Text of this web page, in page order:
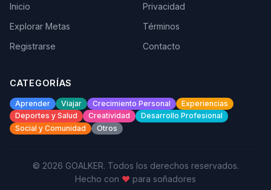
Inicio
Explorar Metas
Registrarse
Privacidad
Términos
Contacto
CATEGORÍAS
Aprender Viajar Crecimiento Personal
Experiencias
Deportes y Salud
Creatividad
Desarrollo Profesional
Social y Comunidad
Otros
© 2026 GOALKER. Todos los derechos reservados.
Hecho con ♥ para soñadores